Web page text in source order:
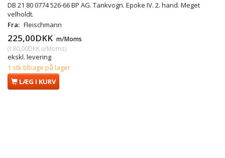
DB 21 80 0774 526-66 BP AG. Tankvogn. Epoke IV. 2. hand. Meget
velholdt.
Fra: Fleischmann
225,00DKK m/Moms
(180,00DKK u/Moms)
ekskl. levering
1 stk tilbage på lager
LÆG I KURV